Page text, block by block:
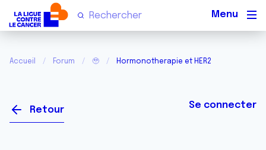
Accueil Forum 🥹 Hormonotherapie et HER2
Retour Se connecter